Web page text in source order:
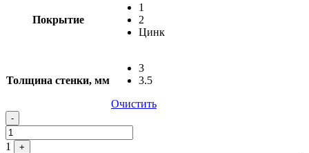
Покрытие
1
2
Цинк
Толщина стенки, мм
3
3.5
Очистить
-
1
+